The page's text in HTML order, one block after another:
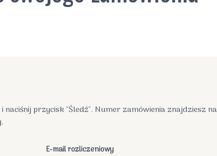
przycisk "Śledź". Numer zamówienia znajdziesz
E-mail rozliczeniowy